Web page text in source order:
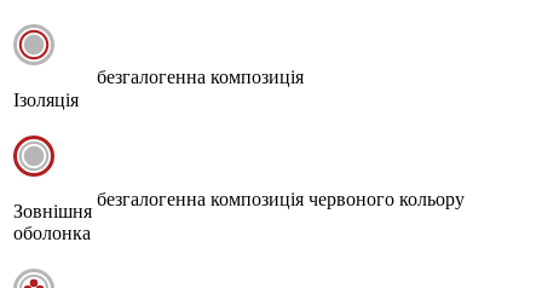
Ізоляція
безгалогенна композиція
Зовнішня
оболонка
безгалогенна композиція червоного кольору